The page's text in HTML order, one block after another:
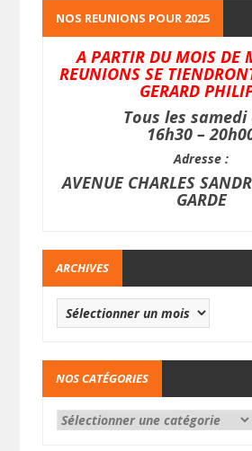
NOS REUNIONS POUR 2025
A PARTIR DU MOIS DE
REUNIONS SE
GERARD
Tous les samedi
16h30 –
Adresse :
AVENUE CHARLES
GARDE
ARCHIVES
NOS CATÉGORIES